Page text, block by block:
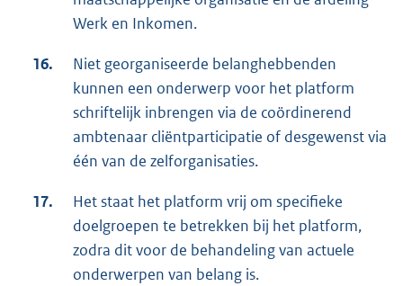
Werk en Inkomen.
16.
Niet georganiseerde belanghebbenden
kunnen een onderwerp voor het platform
schriftelijk inbrengen via de coördinerend
ambtenaar cliëntparticipatie of desgewenst via
één van de zelforganisaties.
17.
Het staat het platform vrij om specifieke
doelgroepen te betrekken bij het platform,
zodra dit voor de behandeling van actuele
onderwerpen van belang is.